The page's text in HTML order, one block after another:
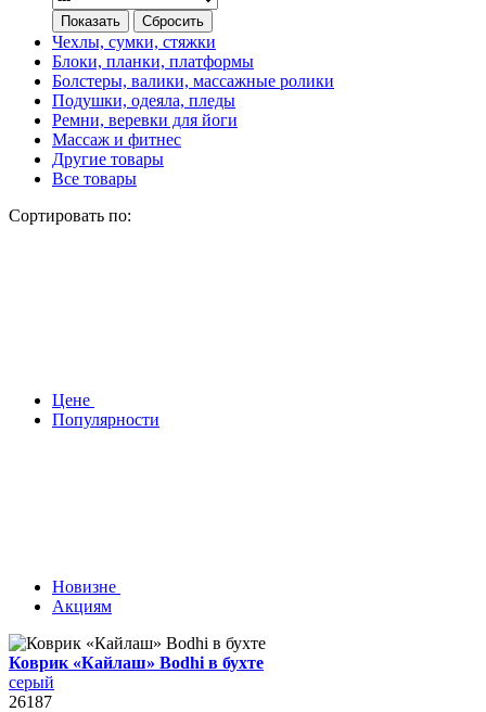
Показать Сбросить
Чехлы, сумки, стяжки
Блоки, планки, платформы
Болстеры, валики, массажные ролики
Подушки, одеяла, пледы
Ремни, веревки для йоги
Массаж и фитнес
Другие товары
Все товары
Сортировать по:
Цене
Популярности
Новизне
Акциям
Коврик «Кайлаш» Bodhi в бухте
серый
26187